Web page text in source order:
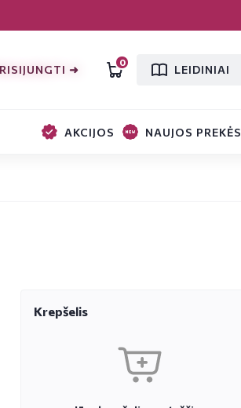
➜
0
LEIDINIAI
AKCIJOS NAUJOS PREKĖS
Krepšelis